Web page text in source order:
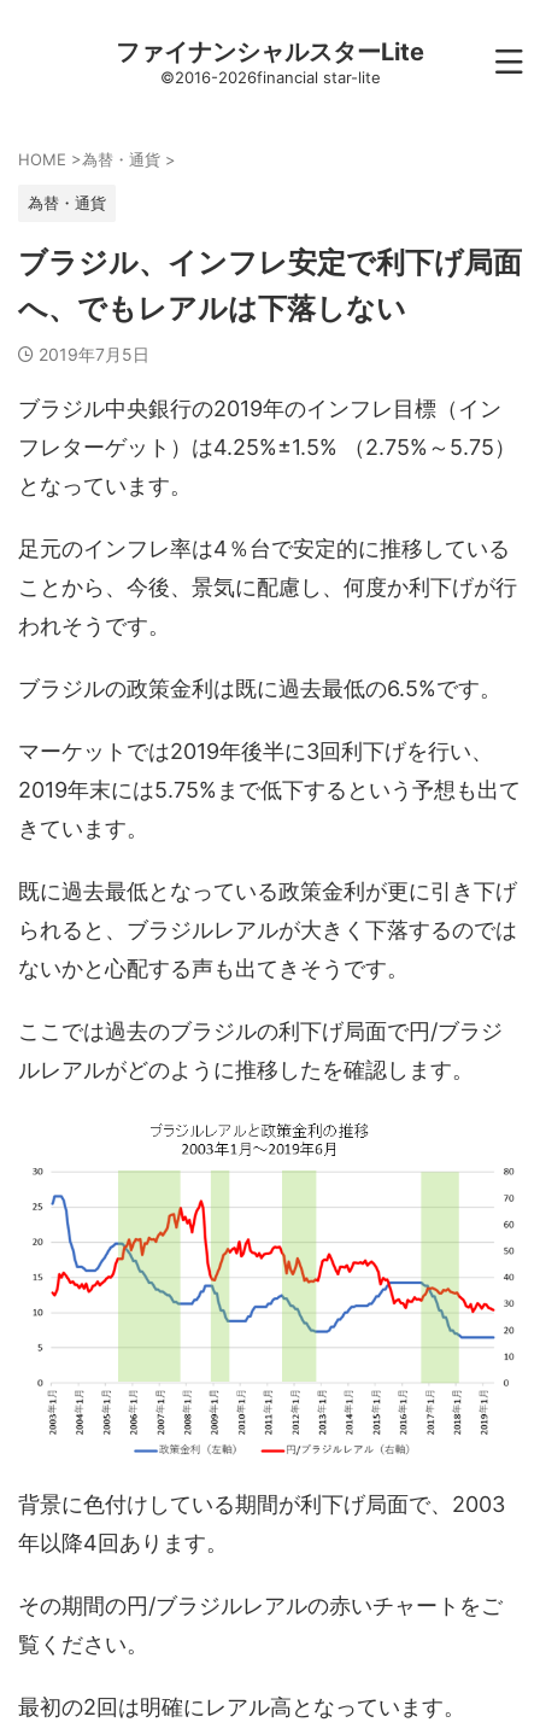
ファイナンシャルスターLite
©2016-2026financial star-lite
HOME >為替・通貨 >
為替・通貨
ブラジル、インフレ安定で利下げ局面
へ、でもレアルは下落しない
2019年7月5日
ブラジル中央銀行の2019年のインフレ目標（イン
フレターゲット）は4.25%±1.5% （2.75%～5.75）
となっています。
足元のインフレ率は4％台で安定的に推移している
ことから、今後、景気に配慮し、何度か利下げが行
われそうです。
ブラジルの政策金利は既に過去最低の6.5%です。
マーケットでは2019年後半に3回利下げを行い、
2019年末には5.75%まで低下するという予想も出て
きています。
既に過去最低となっている政策金利が更に引き下げ
られると、ブラジルレアルが大きく下落するのでは
ないかと心配する声も出てきそうです。
ここでは過去のブラジルの利下げ局面で円/ブラジ
ルレアルがどのように推移したを確認します。
背景に色付けしている期間が利下げ局面で、2003
年以降4回あります。
その期間の円/ブラジルレアルの赤いチャートをご
覧ください。
最初の2回は明確にレアル高となっています。